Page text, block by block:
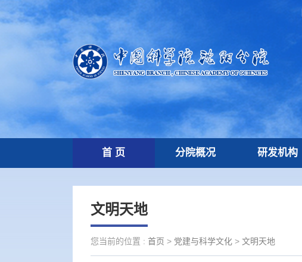
首 页 分院概况 研发机构
文明天地
您当前的位置 : 首页 > 党建与科学文化 > 文明天地